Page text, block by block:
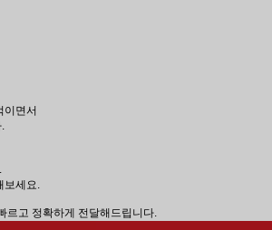
이면서
세요.
르고 정확하게 전달해드립니다.